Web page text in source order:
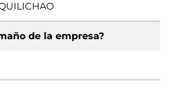
de la empresa?